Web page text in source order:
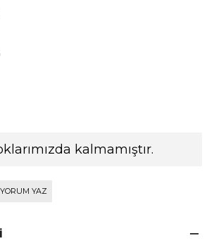
kalmamıştır.
YORUM YAZ